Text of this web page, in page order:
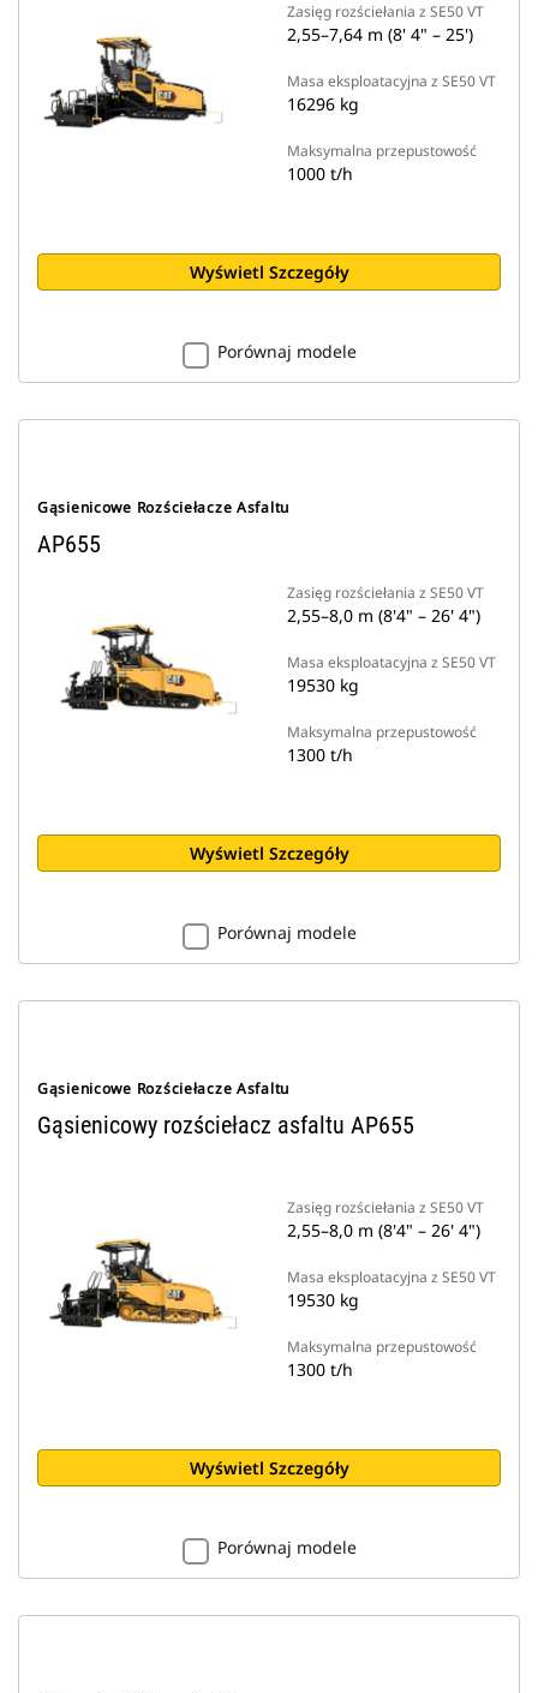
Zasięg rozściełania z SE50 VT
2,55–7,64 m (8' 4" – 25')
Masa eksploatacyjna z SE50 VT
16296 kg
Maksymalna przepustowość
1000 t/h
Wyświetl Szczegóły
Porównaj modele
Gąsienicowe Rozściełacze Asfaltu
AP655
Zasięg rozściełania z SE50 VT
2,55–8,0 m (8'4" – 26' 4")
Masa eksploatacyjna z SE50 VT
19530 kg
Maksymalna przepustowość
1300 t/h
Wyświetl Szczegóły
Porównaj modele
Gąsienicowe Rozściełacze Asfaltu
Gąsienicowy rozściełacz asfaltu AP655
Zasięg rozściełania z SE50 VT
2,55–8,0 m (8'4" – 26' 4")
Masa eksploatacyjna z SE50 VT
19530 kg
Maksymalna przepustowość
1300 t/h
Wyświetl Szczegóły
Porównaj modele